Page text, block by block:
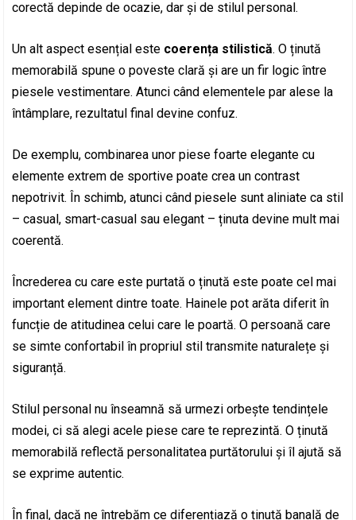
corectă depinde de ocazie, dar și de stilul personal.
Un alt aspect esențial este coerența stilistică. O ținută
memorabilă spune o poveste clară și are un fir logic între
piesele vestimentare. Atunci când elementele par alese la
întâmplare, rezultatul final devine confuz.
De exemplu, combinarea unor piese foarte elegante cu
elemente extrem de sportive poate crea un contrast
nepotrivit. În schimb, atunci când piesele sunt aliniate ca stil
– casual, smart-casual sau elegant – ținuta devine mult mai
coerentă.
Încrederea cu care este purtată o ținută este poate cel mai
important element dintre toate. Hainele pot arăta diferit în
funcție de atitudinea celui care le poartă. O persoană care
se simte confortabil în propriul stil transmite naturalețe și
siguranță.
Stilul personal nu înseamnă să urmezi orbește tendințele
modei, ci să alegi acele piese care te reprezintă. O ținută
memorabilă reflectă personalitatea purtătorului și îl ajută să
se exprime autentic.
În final, dacă ne întrebăm ce diferențiază o ținută banală de